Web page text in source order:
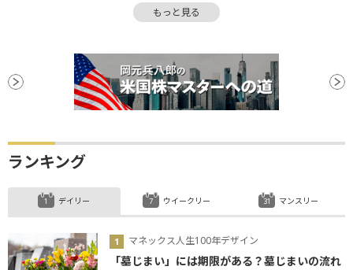
もっと見る
ランキング
デイリー
マネックス人生100年デザイン
「墓じまい」には期限がある？墓じまいの流れ
ウイークリー マンスリー